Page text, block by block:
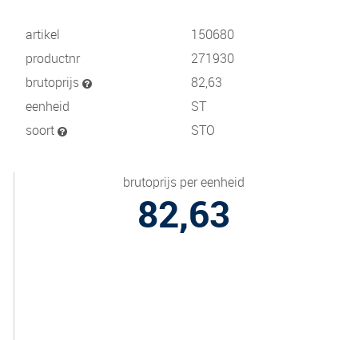
artikel
150680
productnr
271930
brutoprijs
82,63
eenheid
ST
soort
STO
brutoprijs per eenheid
82,63